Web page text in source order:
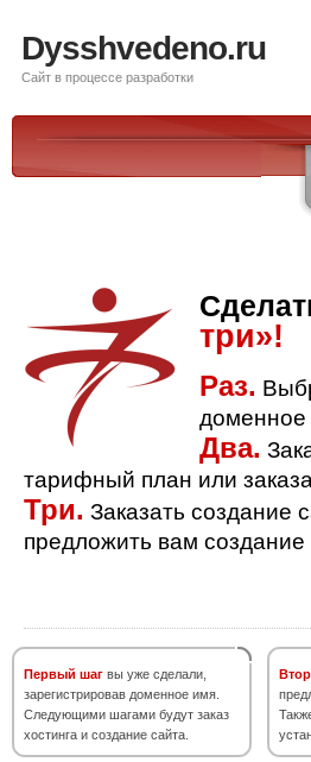
Dysshvedeno.ru
Сайт в процессе разработки
три»!
Раз.
доменное
Два.
тарифный план или
Три. Заказать создание
предложить вам
Первый шаг вы уже сделали,
зарегистрировав доменное имя.
Следующими шагами будут заказ
хостинга и создание сайта.